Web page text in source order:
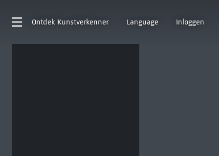
Ontdek Kunstverkenner Language Inloggen